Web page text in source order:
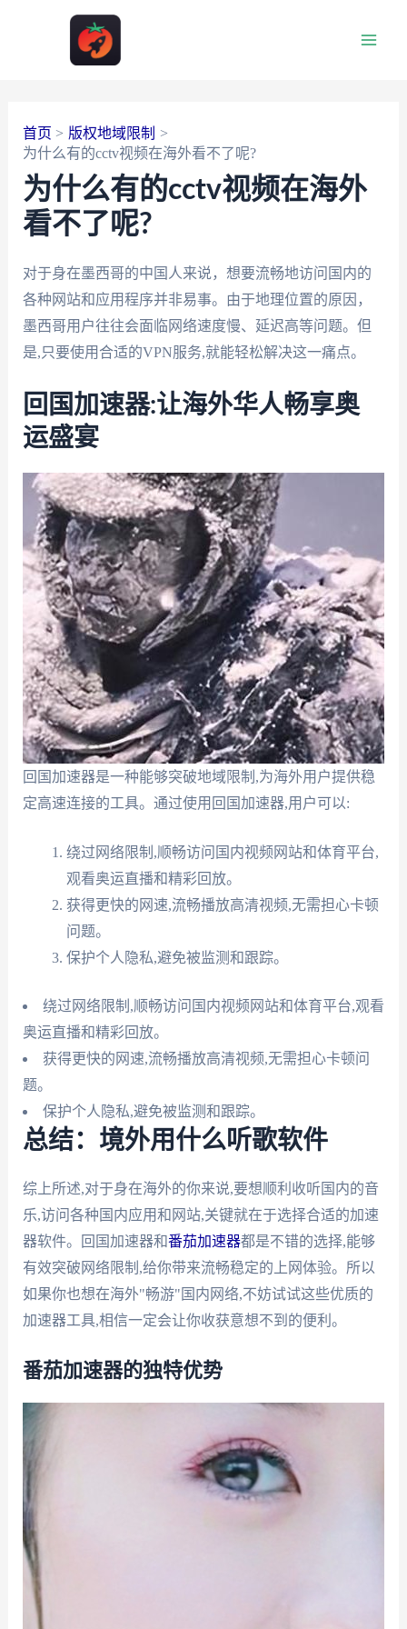
首页
版权地域限制
为什么有的cctv视频在海外看不了呢?
为什么有的cctv视频在海外
看不了呢?
对于身在墨西哥的中国人来说，想要流畅地访问国内的
各种网站和应用程序并非易事。由于地理位置的原因，
墨西哥用户往往会面临网络速度慢、延迟高等问题。但
是,只要使用合适的VPN服务,就能轻松解决这一痛点。
回国加速器:让海外华人畅享奥
运盛宴
回国加速器是一种能够突破地域限制,为海外用户提供稳
定高速连接的工具。通过使用回国加速器,用户可以:
绕过网络限制,顺畅访问国内视频网站和体育平台,
观看奥运直播和精彩回放。
获得更快的网速,流畅播放高清视频,无需担心卡顿
问题。
保护个人隐私,避免被监测和跟踪。
绕过网络限制,顺畅访问国内视频网站和体育平台,观看
奥运直播和精彩回放。
获得更快的网速,流畅播放高清视频,无需担心卡顿问
题。
保护个人隐私,避免被监测和跟踪。
总结：境外用什么听歌软件
综上所述,对于身在海外的你来说,要想顺利收听国内的音
乐,访问各种国内应用和网站,关键就在于选择合适的加速
器软件。回国加速器和番茄加速器都是不错的选择,能够
有效突破网络限制,给你带来流畅稳定的上网体验。所以
如果你也想在海外"畅游"国内网络,不妨试试这些优质的
加速器工具,相信一定会让你收获意想不到的便利。
番茄加速器的独特优势